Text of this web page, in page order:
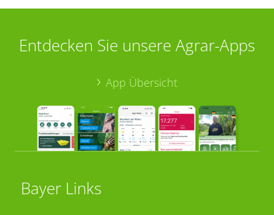
Entdecken Sie unsere Agrar-Apps
App Übersicht
Bayer Links